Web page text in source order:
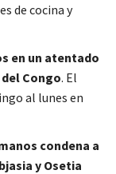
de cocina y
en un atentado
Congo. El
al lunes en
condena a
y Osetia